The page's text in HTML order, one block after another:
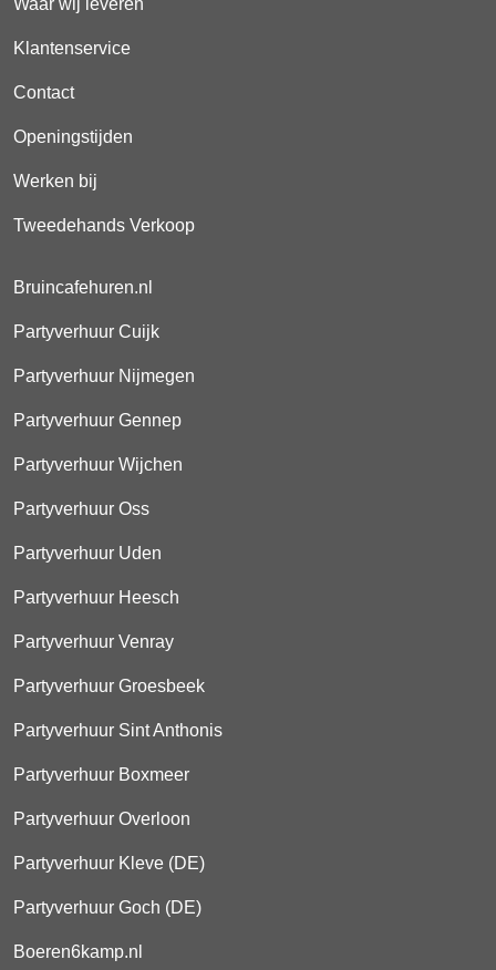
Waar wij leveren
Klantenservice
Contact
Openingstijden
Werken bij
Tweedehands Verkoop
Bruincafehuren.nl
Partyverhuur Cuijk
Partyverhuur Nijmegen
Partyverhuur Gennep
Partyverhuur Wijchen
Partyverhuur Oss
Partyverhuur Uden
Partyverhuur Heesch
Partyverhuur Venray
Partyverhuur Groesbeek
Partyverhuur Sint Anthonis
Partyverhuur Boxmeer
Partyverhuur Overloon
Partyverhuur Kleve (DE)
Partyverhuur Goch (DE)
Boeren6kamp.nl